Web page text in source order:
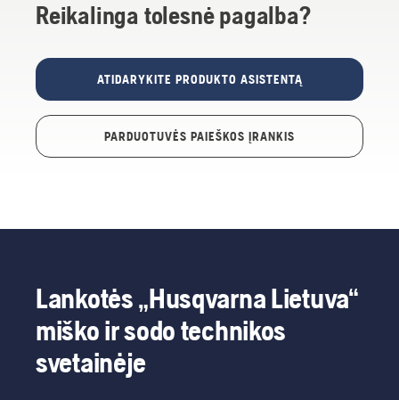
Reikalinga tolesnė pagalba?
ATIDARYKITE PRODUKTO ASISTENTĄ
PARDUOTUVĖS PAIEŠKOS ĮRANKIS
Lankotės „Husqvarna Lietuva“
miško ir sodo technikos
svetainėje